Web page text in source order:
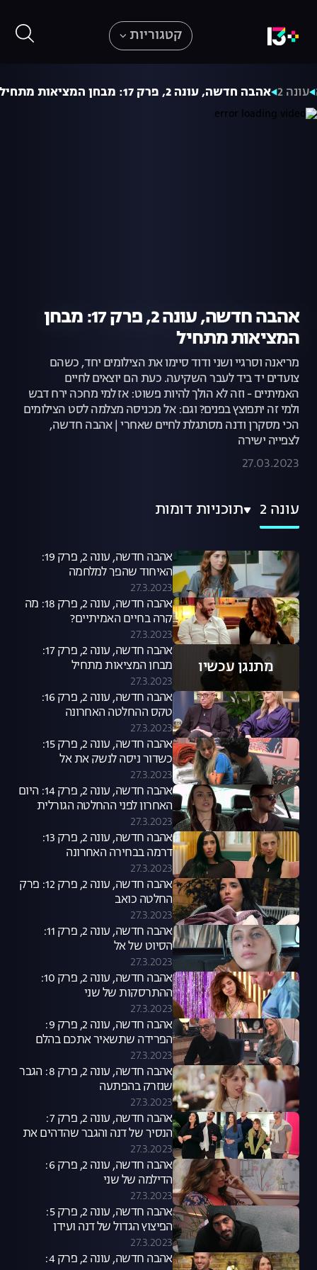
קטגוריות
עונה 2 אהבה חדשה, עונה 2, פרק 17: מבחן המציאות מתחיל
אהבה חדשה, עונה 2, פרק 17: מבחן
המציאות מתחיל
מריאנה וסרגיי ושני ודוד סיימו את הצילומים יחד, כשהם
צועדים יד ביד לעבר השקיעה. כעת הם יוצאים לחיים
האמיתיים - וזה לא הולך להיות פשוט: אז למי מחכה ירח דבש
ולמי זה יתפוצץ בפנים? וגם: אל מכניסה מצלמה לסט הצילומים
הכי מסקרן ודנה מסתגלת לחיים שאחרי | אהבה חדשה,
לצפייה ישירה
27.03.2023
עונה 2 תוכניות דומות
אהבה חדשה, עונה 2, פרק 19:
האיחוד שהפך למלחמה
27.3.2023
אהבה חדשה, עונה 2, פרק 18: מה
קרה בחיים האמיתיים?
27.3.2023
מתנגן עכשיו
אהבה חדשה, עונה 2, פרק 17:
מבחן המציאות מתחיל
27.3.2023
אהבה חדשה, עונה 2, פרק 16:
טקס ההחלטה האחרונה
27.3.2023
אהבה חדשה, עונה 2, פרק 15:
כשדור ניסה לנשק את אל
27.3.2023
אהבה חדשה, עונה 2, פרק 14: היום
האחרון לפני ההחלטה הגורלית
27.3.2023
אהבה חדשה, עונה 2, פרק 13:
דרמה בבחירה האחרונה
27.3.2023
אהבה חדשה, עונה 2, פרק 12: פרק
החלטה כואב
27.3.2023
אהבה חדשה, עונה 2, פרק 11:
הסיוט של אל
27.3.2023
אהבה חדשה, עונה 2, פרק 10:
ההתרסקות של שני
27.3.2023
אהבה חדשה, עונה 2, פרק 9:
הפרידה שתשאיר אתכם בהלם
27.3.2023
אהבה חדשה, עונה 2, פרק 8: הגבר
שנזרק בהפתעה
27.3.2023
אהבה חדשה, עונה 2, פרק 7:
הנסיך של דנה והגבר שהדהים את
אל
27.3.2023
אהבה חדשה, עונה 2, פרק 6:
הדילמה של שני
27.3.2023
אהבה חדשה, עונה 2, פרק 5:
הפיצוץ הגדול של דנה ועידן
27.3.2023
אהבה חדשה, עונה 2, פרק 4: